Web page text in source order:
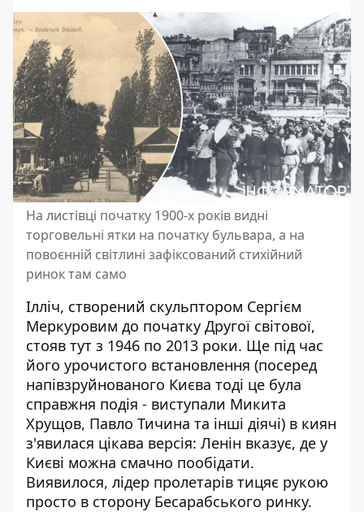
На листівці початку 1900-х років видні
торговельні ятки на початку бульвара, а на
повоєнній світлині зафіксований стихійний
ринок там само
Ілліч, створений скульптором Сергієм
Меркуровим до початку Другої світової,
стояв тут з 1946 по 2013 роки. Ще під час
його урочистого встановлення (посеред
напівзруйнованого Києва тоді це була
справжня подія - виступали Микита
Хрущов, Павло Тичина та інші діячі) в киян
з'явилася цікава версія: Ленін вказує, де у
Києві можна смачно пообідати.
Виявилося, лідер пролетарів тицяє рукою
просто в сторону Бесарабського ринку.